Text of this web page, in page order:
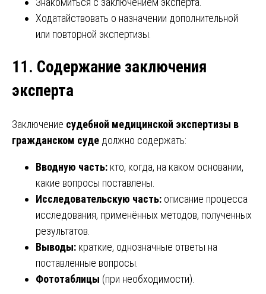
Ходатайствовать о назначении дополнительной
или повторной экспертизы.
11. Содержание заключения
эксперта
Заключение судебной медицинской экспертизы в
гражданском суде должно содержать:
Вводную часть: кто, когда, на каком основании,
какие вопросы поставлены.
Исследовательскую часть: описание процесса
исследования, применённых методов, полученных
результатов.
Выводы: краткие, однозначные ответы на
поставленные вопросы.
Фототаблицы (при необходимости).